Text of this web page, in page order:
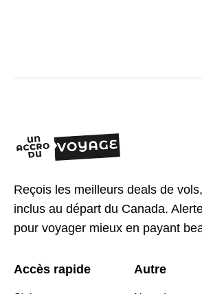
Reçois les meilleurs deals de
inclus au départ du Canada.
pour voyager mieux en payant
Accès rapide Autre